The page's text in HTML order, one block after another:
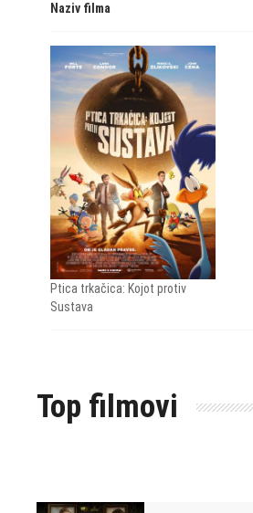
Naziv filma
Ptica trkačica: Kojot protiv
Sustava
Top filmovi